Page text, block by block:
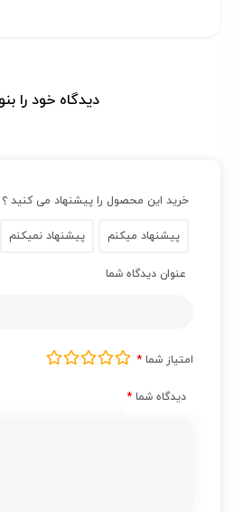
دیدگاه خود را
خرید این محصول را پیشنهاد می کنید ؟
پیشنهاد میکنم پیشنهاد نمیکنم
عنوان دیدگاه شما
امتیاز شما *
دیدگاه شما *